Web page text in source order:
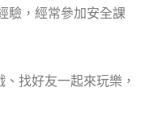
驗，經常參加安全課
找好友一起來玩樂，